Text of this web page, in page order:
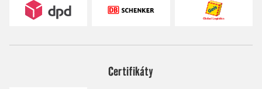
Certifikáty